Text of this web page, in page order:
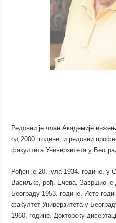
Редовни је члан Академије
од 2000. године, и редовни
факултета Универзитета у
Рођен је 20. јула 1934. године,
Васиљке, рођ. Ечева. Завршио је
Београду 1953. године. Исте
факултет Универзитета у
1960. године. Докторску